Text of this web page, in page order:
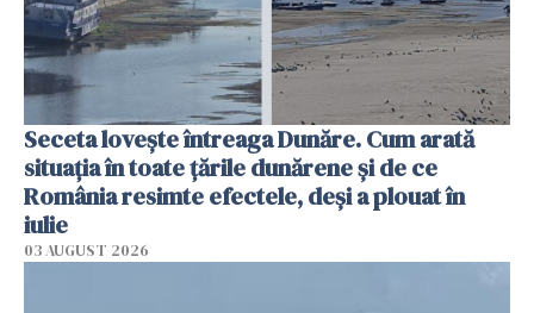
Seceta lovește întreaga Dunăre. Cum arată
situația în toate țările dunărene și de ce
România resimte efectele, deși a plouat în
iulie
03 AUGUST 2026